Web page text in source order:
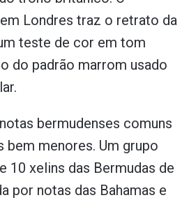
Londres traz o retrato da
teste de cor em tom
do padrão marrom usado
bermudenses comuns
bem menores. Um grupo
10 xelins das Bermudas de
por notas das Bahamas e